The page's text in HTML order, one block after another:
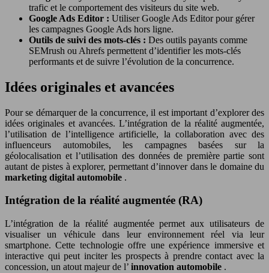
trafic et le comportement des visiteurs du site web.
Google Ads Editor : Utiliser Google Ads Editor pour gérer
les campagnes Google Ads hors ligne.
Outils de suivi des mots-clés : Des outils payants comme
SEMrush ou Ahrefs permettent d’identifier les mots-clés
performants et de suivre l’évolution de la concurrence.
Idées originales et avancées
Pour se démarquer de la concurrence, il est important d’explorer des
idées originales et avancées. L’intégration de la réalité augmentée,
l’utilisation de l’intelligence artificielle, la collaboration avec des
influenceurs automobiles, les campagnes basées sur la
géolocalisation et l’utilisation des données de première partie sont
autant de pistes à explorer, permettant d’innover dans le domaine du
marketing digital automobile .
Intégration de la réalité augmentée (RA)
L’intégration de la réalité augmentée permet aux utilisateurs de
visualiser un véhicule dans leur environnement réel via leur
smartphone. Cette technologie offre une expérience immersive et
interactive qui peut inciter les prospects à prendre contact avec la
concession, un atout majeur de l’ innovation automobile .